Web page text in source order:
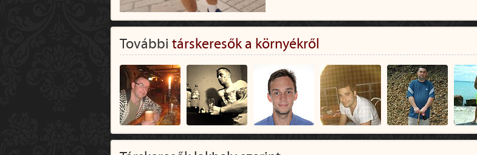
További társkeresők a környékről